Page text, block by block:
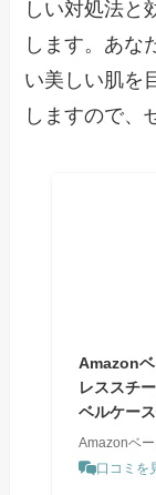
しい対処法と
します。あな
い美しい肌を
しますので、
Amazonベ
レススチ
ベルケー
Amazonベ
口コミを